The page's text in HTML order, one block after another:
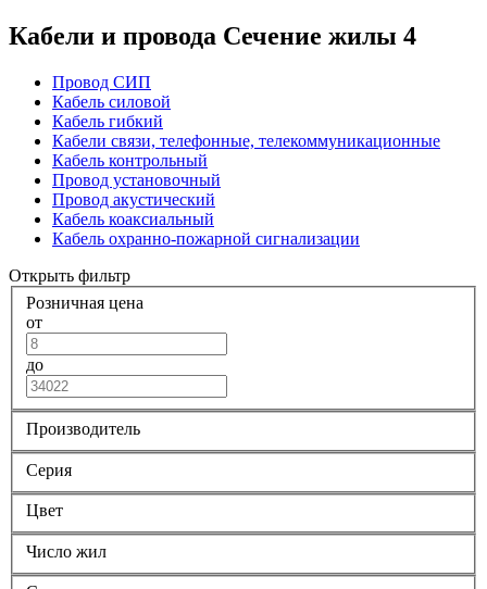
Кабели и провода Сечение жилы 4
Провод СИП
Кабель силовой
Кабель гибкий
Кабели связи, телефонные, телекоммуникационные
Кабель контрольный
Провод установочный
Провод акустический
Кабель коаксиальный
Кабель охранно-пожарной сигнализации
Открыть фильтр
Розничная цена
от
до
Производитель
Серия
Цвет
Число жил